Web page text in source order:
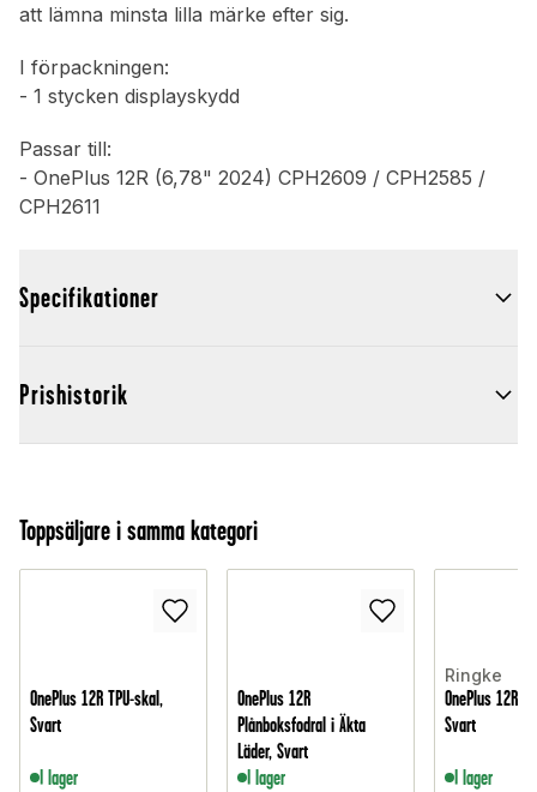
att lämna minsta lilla märke efter sig.
I förpackningen:
- 1 stycken displayskydd
Passar till:
- OnePlus 12R (6,78" 2024) CPH2609 / CPH2585 /
CPH2611
Specifikationer
Prishistorik
Toppsäljare i samma kategori
OnePlus 12R TPU-skal,
Svart
I lager
OnePlus 12R
Plånboksfodral i Äkta
Läder, Svart
I lager
Ringke
OnePlus 12R
Svart
I lager